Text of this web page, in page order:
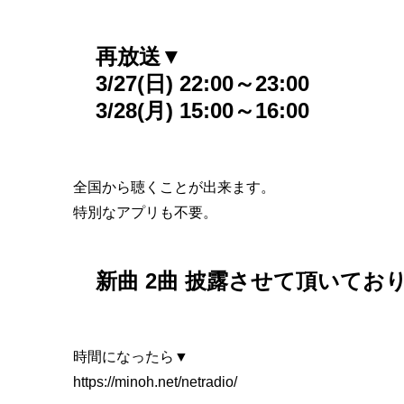
再放送▼
3/27(日) 22:00～23:00
3/28(月) 15:00～16:00
全国から聴くことが出来ます。
特別なアプリも不要。
新曲 2曲 披露させて頂いてお
時間になったら▼
https://minoh.net/netradio/